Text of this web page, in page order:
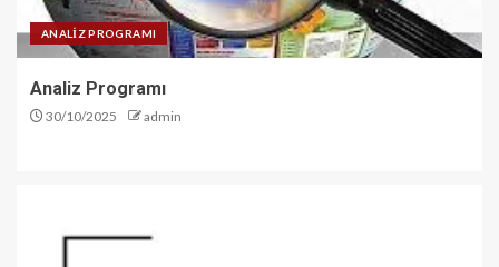
ANALİZ PROGRAMI
Analiz Programı
30/10/2025 admin